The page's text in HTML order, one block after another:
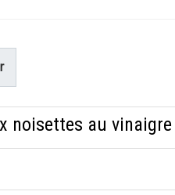
noisettes au